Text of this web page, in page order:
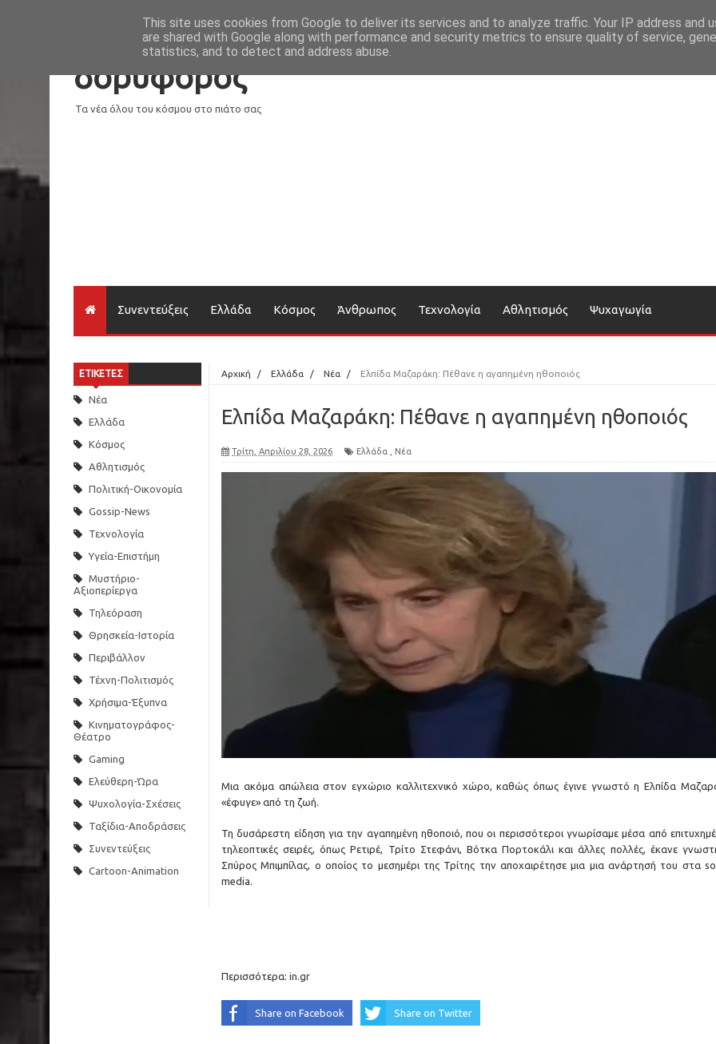
Loading...
δορυφόρος
Τα νέα όλου του κόσμου στο πιάτο σας
Συνεντεύξεις Ελλάδα Κόσμος Άνθρωπος Τεχνολογία Αθλητισμός Ψυχαγωγία
ΕΤΙΚΕΤΕΣ
Νέα
Ελλάδα
Κόσμος
Αθλητισμός
Πολιτική-Οικονομία
Gossip-News
Τεχνολογία
Υγεία-Επιστήμη
Μυστήριο-
Αξιοπερίεργα
Τηλεόραση
Θρησκεία-Ιστορία
Περιβάλλον
Τέχνη-Πολιτισμός
Χρήσιμα-Έξυπνα
Κινηματογράφος-
Θέατρο
Gaming
Ελεύθερη-Ώρα
Ψυχολογία-Σχέσεις
Ταξίδια-Αποδράσεις
Συνεντεύξεις
Cartoon-Animation
Αρχική / Ελλάδα / Νέα / Ελπίδα Μαζαράκη: Πέθανε η αγαπημένη ηθοποιός
Ελπίδα Μαζαράκη: Πέθανε η αγαπημένη ηθοποιός
Τρίτη, Απριλίου 28, 2026 Ελλάδα Νέα
Μια ακόμα απώλεια στον εγχώριο καλλιτεχνικό χώρο, καθώς όπως έγινε γνωστό η Ελπίδα
«έφυγε» από τη ζωή.
Τη δυσάρεστη είδηση για την αγαπημένη ηθοποιό, που οι περισσότεροι γνωρίσαμε μέσα από
τηλεοπτικές σειρές, όπως Ρετιρέ, Τρίτο Στεφάνι, Βότκα Πορτοκάλι και άλλες πολλές, έκανε
Σπύρος Μπιμπίλας, ο οποίος το μεσημέρι της Τρίτης την αποχαιρέτησε μια μια ανάρτησή του στα
media.
Περισσότερα: in.gr
Share on Facebook Share on Twitter
This site uses cookies from Google to deliver its services and to analyze traffic. Your IP address and
are shared with Google along with performance and security metrics to ensure quality of service,
statistics, and to detect and address abuse.